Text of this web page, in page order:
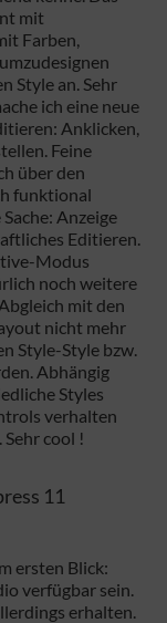
mit
Farben,
Style an. Sehr
ich eine neue
Anklicken,
Feine
über den
funktional
Anzeige
Editieren.
Modus
noch weitere
mit den
nicht mehr
Style-Style bzw.
Abhängig
Styles
verhalten
cool !
11
ersten Blick:
verfügbar sein.
erhalten.